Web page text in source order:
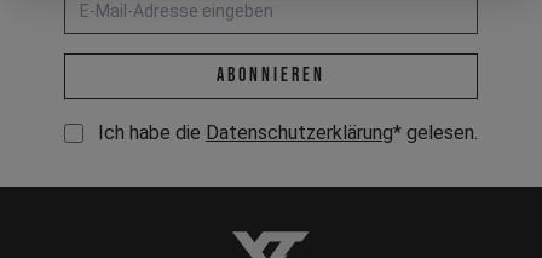
E-Mail-Adresse *
abonnieren
Ich habe die Datenschutzerklärung* gelesen.
YT-Industries